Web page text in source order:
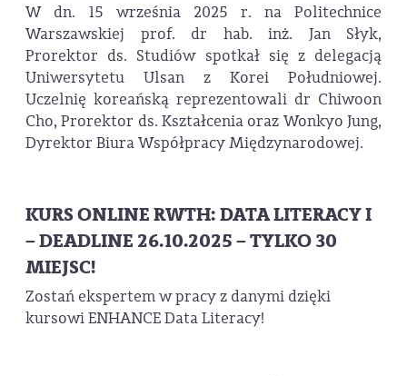
W dn. 15 września 2025 r. na Politechnice
Warszawskiej prof. dr hab. inż. Jan Słyk,
Prorektor ds. Studiów spotkał się z delegacją
Uniwersytetu Ulsan z Korei Południowej.
Uczelnię koreańską reprezentowali dr Chiwoon
Cho, Prorektor ds. Kształcenia oraz Wonkyo Jung,
Dyrektor Biura Współpracy Międzynarodowej.
KURS ONLINE RWTH: DATA LITERACY I
– DEADLINE 26.10.2025 – TYLKO 30
MIEJSC!
Zostań ekspertem w pracy z danymi dzięki
kursowi ENHANCE Data Literacy!